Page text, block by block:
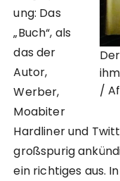
/
ung: Das
„Buch“, als
das der
Autor,
Werber,
Moabiter
Hardliner und
großspurig
ein richtiges aus.